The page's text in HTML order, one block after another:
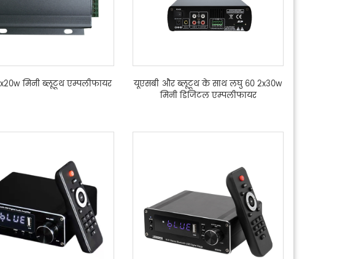
मिनी ब्लूटूथ एम्पलीफायर
यूएसबी और ब्लूटूथ के साथ लघु 60 2x30w
मिनी डिजिटल एम्पलीफायर